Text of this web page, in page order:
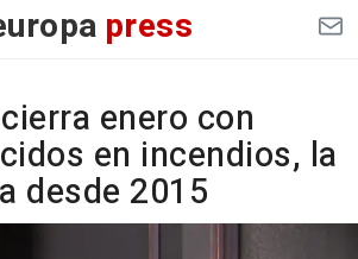
press
enero con
en incendios, la
desde 2015